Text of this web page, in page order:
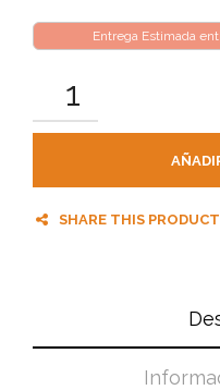
Entrega Estimada
SHARE THIS PRODUCT